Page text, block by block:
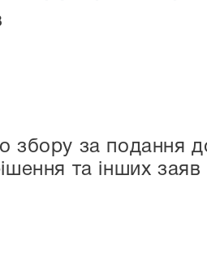
збору за подання
та інших заяв